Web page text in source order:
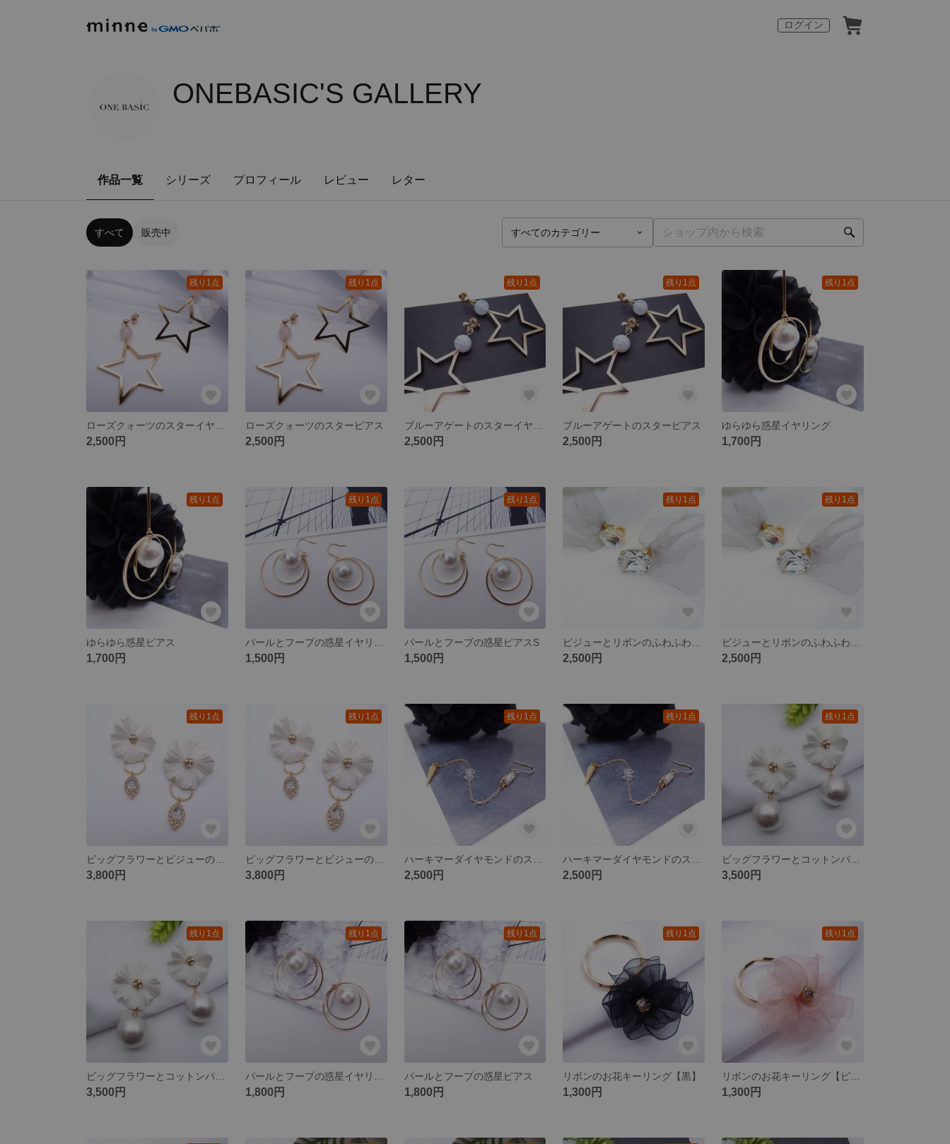
ログイン
ONEBASIC'S GALLERY
作品一覧 シリーズ プロフィール レビュー レター
すべて 販売中
残り1点
2,500円
残り1点
ローズクォーツのスターピアス
2,500円
残り1点
2,500円
残り1点
ブルーアゲートのスターピアス
2,500円
残り1点
ゆらゆら惑星イヤリング
1,700円
残り1点
ゆらゆら惑星ピアス
1,700円
残り1点
1,500円
残り1点
パールとフープの惑星ピアスS
1,500円
残り1点
2,500円
残り1点
2,500円
残り1点
3,800円
残り1点
ビッグフラワーとビジューのピアス
3,800円
残り1点
2,500円
残り1点
2,500円
残り1点
3,500円
残り1点
3,500円
残り1点
1,800円
残り1点
パールとフープの惑星ピアス
1,800円
残り1点
リボンのお花キーリング【黒】
1,300円
残り1点
1,300円